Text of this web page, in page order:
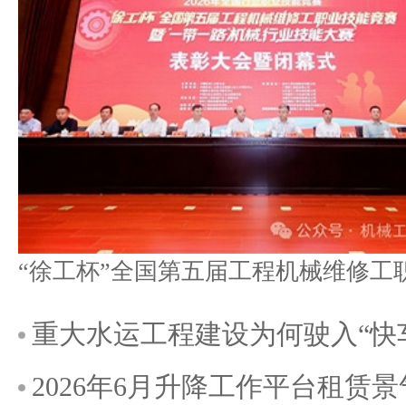
重大水运工程建设为何驶入“快
2026年6月升降工作平台租赁